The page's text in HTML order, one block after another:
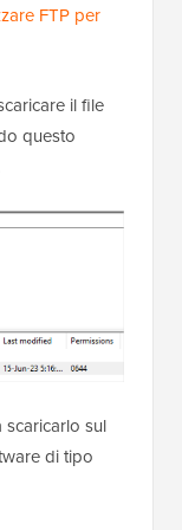
FTP per
il file
questo
sul
di tipo